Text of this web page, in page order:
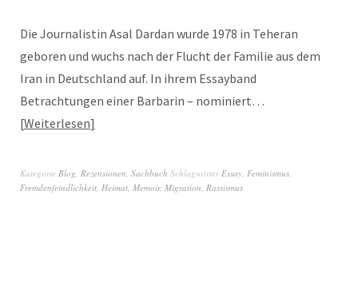
Die Journalistin Asal Dardan wurde 1978 in Teheran
geboren und wuchs nach der Flucht der Familie aus dem
Iran in Deutschland auf. In ihrem Essayband
Betrachtungen einer Barbarin – nominiert…
Weiterlesen
Kategorie Blog Rezensionen Sachbuch Schlagwörter Essay Feminismus
Fremdenfeindlichkeit Heimat Memoir, Migration Rassismus